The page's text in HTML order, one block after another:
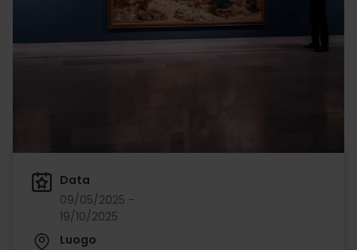
Data
09/05/2025 -
19/10/2025
Luogo